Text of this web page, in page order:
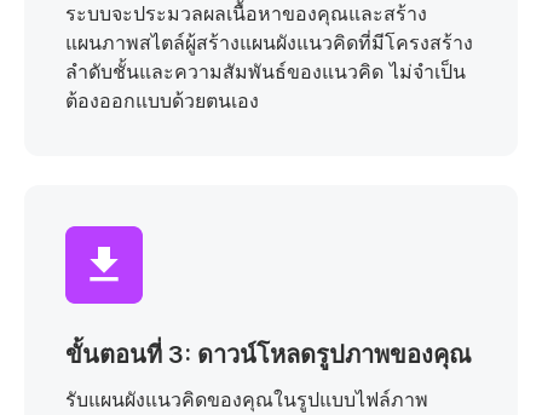
ระบบจะประมวลผลเนื้อหาของคุณและสร้าง
แผนภาพสไตล์ผู้สร้างแผนผังแนวคิดที่มีโครงสร้าง
ลำดับชั้นและความสัมพันธ์ของแนวคิด ไม่จำเป็น
ต้องออกแบบด้วยตนเอง
ขั้นตอนที่ 3: ดาวน์โหลดรูปภาพของคุณ
รับแผนผังแนวคิดของคุณในรูปแบบไฟล์ภาพ